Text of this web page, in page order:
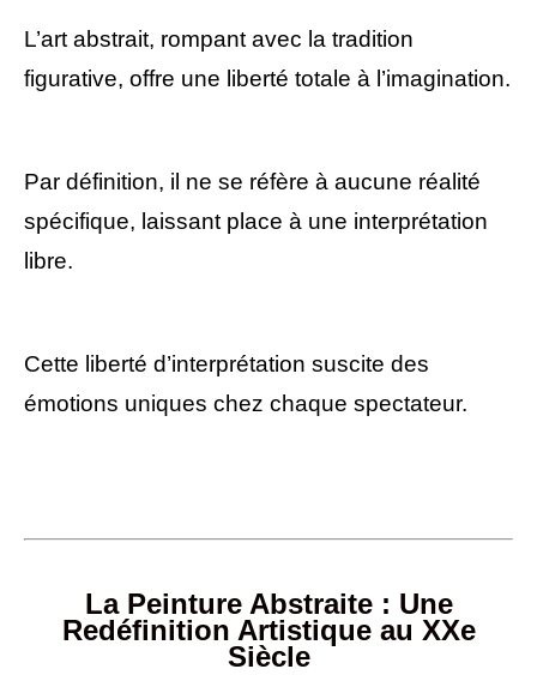
L’art abstrait, rompant avec la tradition
figurative, offre une liberté totale à l’imagination.
Par définition, il ne se réfère à aucune réalité
spécifique, laissant place à une interprétation
libre.
Cette liberté d’interprétation suscite des
émotions uniques chez chaque spectateur.
La Peinture Abstraite : Une
Redéfinition Artistique au XXe
Siècle